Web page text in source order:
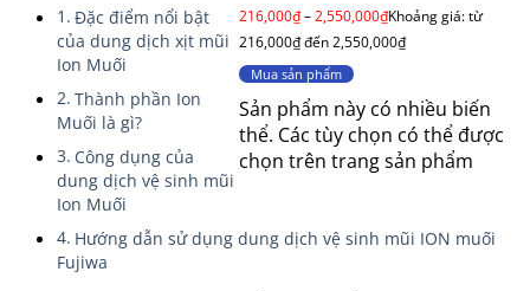
Được
xếp
hạng
0
5
sao
216,000₫– 2,550,000₫Khoảng giá: từ
216,000₫ đến 2,550,000₫
Mua sản phẩm
Sản phẩm này có nhiều biến
thể. Các tùy chọn có thể được
chọn trên trang sản phẩm
Đặc điểm nổi bật
của dung dịch xịt mũi
Ion Muối
Thành phần Ion
Muối là gì?
Công dụng của
dung dịch vệ sinh mũi
Ion Muối
Hướng dẫn sử dụng dung dịch vệ sinh mũi ION muối
Fujiwa